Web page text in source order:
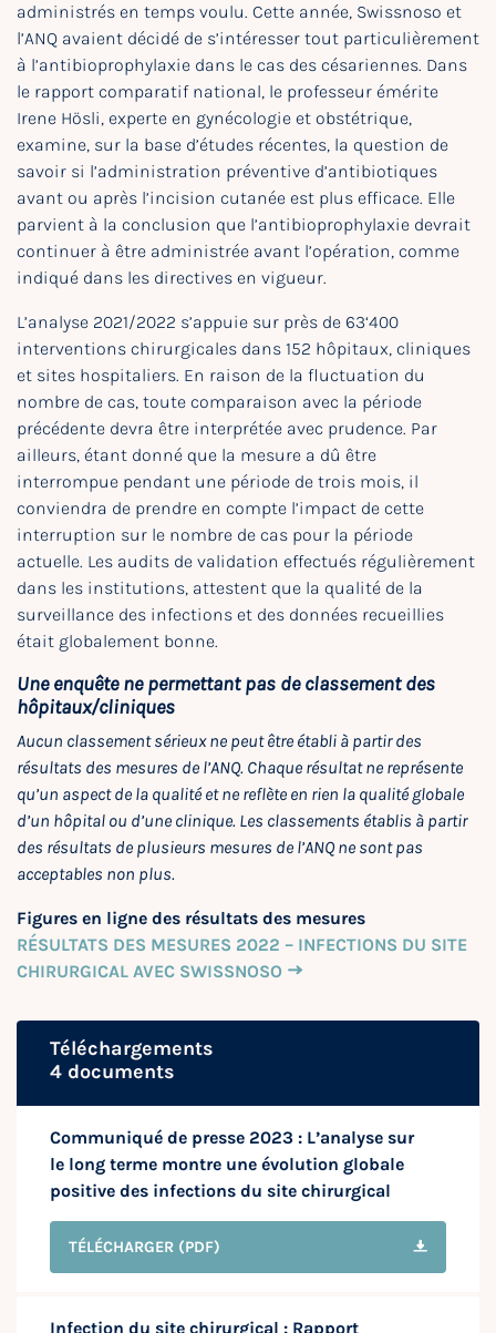
administrés en temps voulu. Cette année, Swissnoso et
l’ANQ avaient décidé de s’intéresser tout particulièrement
à l’antibioprophylaxie dans le cas des césariennes. Dans
le rapport comparatif national, le professeur émérite
Irene Hösli, experte en gynécologie et obstétrique,
examine, sur la base d’études récentes, la question de
savoir si l’administration préventive d’antibiotiques
avant ou après l’incision cutanée est plus efficace. Elle
parvient à la conclusion que l’antibioprophylaxie devrait
continuer à être administrée avant l’opération, comme
indiqué dans les directives en vigueur.
L’analyse 2021/2022 s’appuie sur près de 63‘400
interventions chirurgicales dans 152 hôpitaux, cliniques
et sites hospitaliers. En raison de la fluctuation du
nombre de cas, toute comparaison avec la période
précédente devra être interprétée avec prudence. Par
ailleurs, étant donné que la mesure a dû être
interrompue pendant une période de trois mois, il
conviendra de prendre en compte l’impact de cette
interruption sur le nombre de cas pour la période
actuelle. Les audits de validation effectués régulièrement
dans les institutions, attestent que la qualité de la
surveillance des infections et des données recueillies
était globalement bonne.
Une enquête ne permettant pas de classement des
hôpitaux/cliniques
Aucun classement sérieux ne peut être établi à partir des
résultats des mesures de l’ANQ. Chaque résultat ne représente
qu’un aspect de la qualité et ne reflète en rien la qualité globale
d’un hôpital ou d’une clinique. Les classements établis à partir
des résultats de plusieurs mesures de l’ANQ ne sont pas
acceptables non plus.
Figures en ligne des résultats des mesures
RÉSULTATS DES MESURES 2022 – INFECTIONS DU SITE
CHIRURGICAL AVEC SWISSNOSO
Téléchargements
4 documents
Communiqué de presse 2023 : L’analyse sur
le long terme montre une évolution globale
positive des infections du site chirurgical
TÉLÉCHARGER (PDF)
Infection du site chirurgical : Rapport